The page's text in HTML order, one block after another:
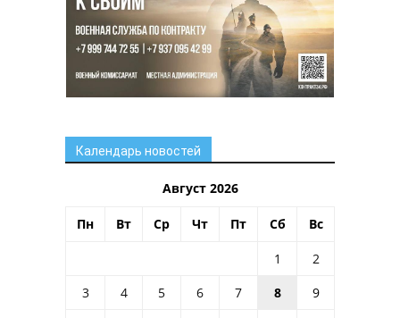
Календарь новостей
Август 2026
Пн Вт Ср Чт Пт Сб Вс
1
2
3
4 5 6 7 8
9